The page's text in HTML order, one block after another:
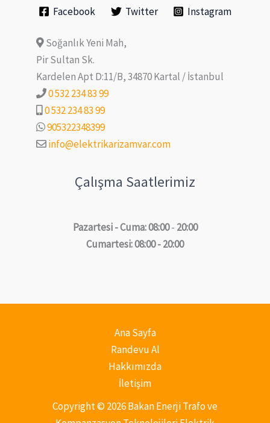
Facebook Twitter Instagram
Soğanlık Yeni Mah,
Pir Sultan Sk.
Kardelen Apt D:11/B, 34870 Kartal / İstanbul
0 532 234 83 99
0 532 234 83 99
905322348399
info@elektrikarizamvar.com
Çalışma Saatlerimiz
Pazartesi - Cuma: 08:00- 20:00
Cumartesi: 08:00 - 20:00
Ana Sayfa
Randevu Al
Hakkımızda
İletişim
Copyright © 2026 Bakan Enerji Trafo ve